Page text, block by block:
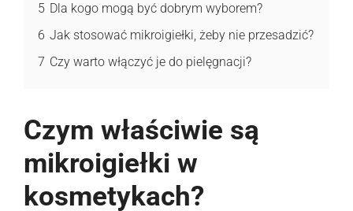
5 Dla kogo mogą być dobrym wyborem?
6 Jak stosować mikroigiełki, żeby nie przesadzić?
7 Czy warto włączyć je do pielęgnacji?
Czym właściwie są
mikroigiełki w
kosmetykach?